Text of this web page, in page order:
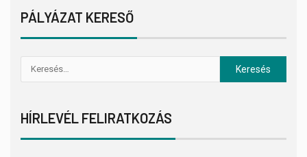
PÁLYÁZAT KERESŐ
HÍRLEVÉL FELIRATKOZÁS